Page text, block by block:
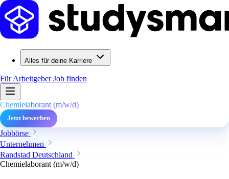
Alles für deine Karriere
Für ArbeitgeberJob finden
Chemielaborant (m/w/d)
Jetzt bewerben
Jobbörse
Unternehmen
Randstad Deutschland
Chemielaborant (m/w/d)